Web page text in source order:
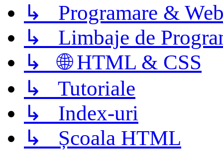
↳ Programare &
↳ Limbaje de
↳ 🌐 HTML & CSS
↳ Tutoriale
↳ Index-uri
↳ Școala HTML